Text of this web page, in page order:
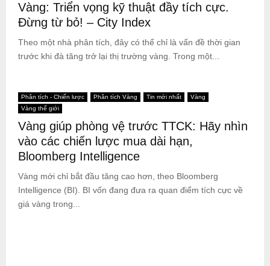
Vàng: Triển vọng kỹ thuật đầy tích cực.
Đừng từ bỏ! – City Index
Theo một nhà phân tích, đây có thể chỉ là vấn đề thời gian
trước khi đà tăng trở lại thị trường vàng. Trong một...
Phân tích - Chiến lược Phân tích Vàng Tin mới nhất
Vàng
Vàng thế giới
Vàng giúp phòng vệ trước TTCK: Hãy nhìn
vào các chiến lược mua dài hạn,
Bloomberg Intelligence
Vàng mới chỉ bắt đầu tăng cao hơn, theo Bloomberg
Intelligence (BI). BI vốn đang đưa ra quan điểm tích cực về
giá vàng trong...